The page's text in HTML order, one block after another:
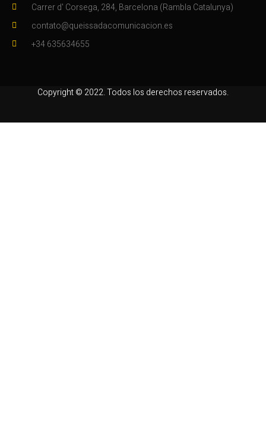
Carrer d' Corsega, 284, Barcelona (Rambla Catalunya)
contato@queissadacomunicacion.es
+34 635634655
Copyright © 2022. Todos los derechos reservados.